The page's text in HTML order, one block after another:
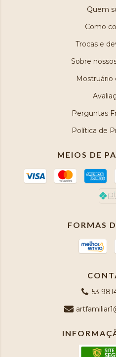
Quem
Como
Trocas e
Sobre
Mostruário
Perguntas
Política de
MEIOS DE
FORMAS
53